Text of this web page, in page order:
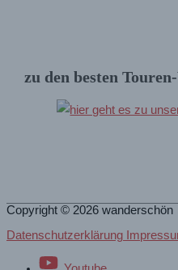
zu den besten
Copyright © 2026 wanderschön
Datenschutzerklärung